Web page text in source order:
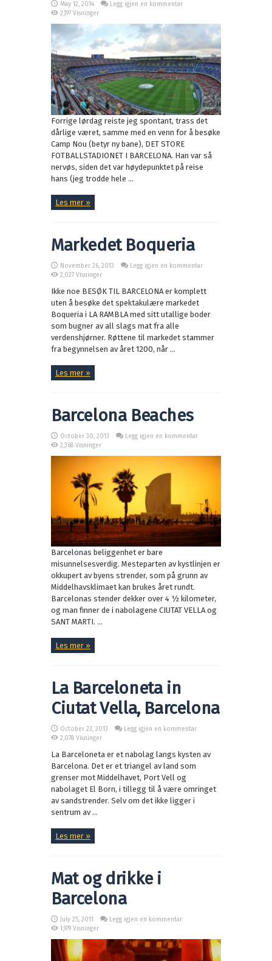
May 12, 2014
Legg igjen en kommentar
2,197 Visninger
Forrige lørdag reiste jeg spontant, trass det
dårlige været, samme med en venn for å besøke
Camp Nou (betyr ny bane), DET STORE
FOTBALLSTADIONET I BARCELONA. Han var så
nervøs, siden det var høydepunktet på reise
hans (jeg trodde hele ...
Les mer »
Markedet Boqueria
November 26, 2013
Legg igjen en kommentar
2,027 Visninger
Ikke noe BESØK TIL BARCELONA er komplett
uten å besøke det spektakulære markedet
Boqueria i LA RAMBLA med sitt utallige boder
som bugner av all slags mat fra alle
verdenshjørner. Røttene til markedet stammer
fra begynnelsen av året 1200, når ...
Les mer »
Barcelona Beaches
October 30, 2013
Legg igjen en kommentar
2,368 Visninger
Barcelonas beliggenhet er bare
misunnelsesverdig. Mesteparten av kystlinjen er
okkupert av byens strender, som på grunn av
Middelhavsklimaet kan brukes året rundt.
Barcelonas stender dekker over 4 ½ kilometer,
og man finner de i nabolagene CIUTAT VELLA og
SANT MARTI. ...
Les mer »
La Barceloneta in
Ciutat Vella, Barcelona
October 23, 2013
Legg igjen en kommentar
2,078 Visninger
La Barceloneta er et nabolag langs kysten av
Barcelona. Det er et triangel av land som
grenser mot Middelhavet, Port Vell og
nabolaget El Born, i tillegg til å være omringet
av sandstrender. Selv om det ikke ligger i
sentrum av ...
Les mer »
Mat og drikke i
Barcelona
July 25, 2011
Legg igjen en kommentar
1,979 Visninger